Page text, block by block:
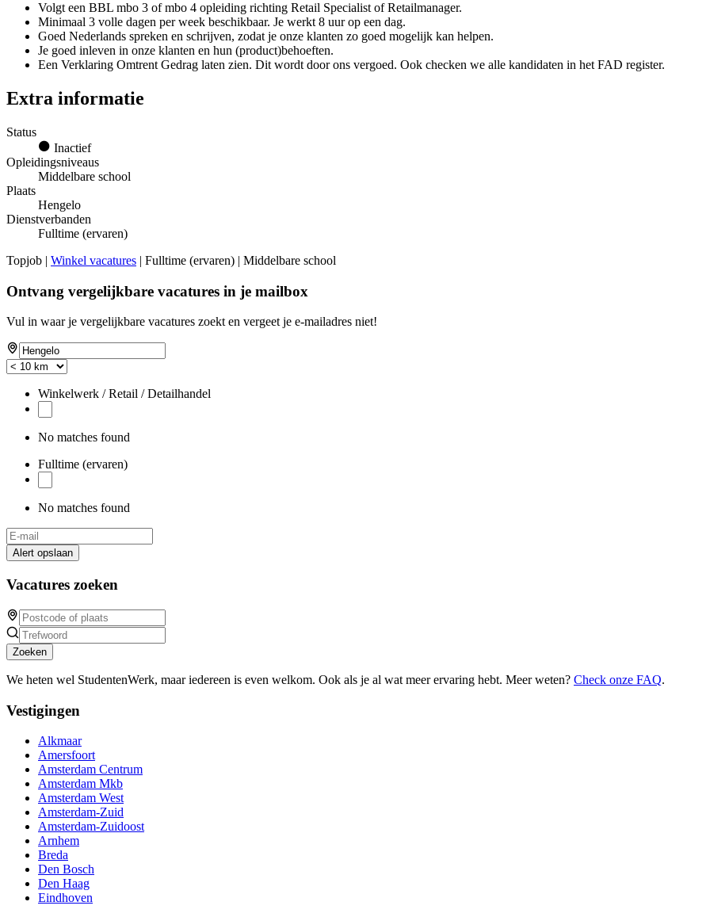
Volgt een BBL mbo 3 of mbo 4 opleiding richting Retail Specialist of Retailmanager.
Minimaal 3 volle dagen per week beschikbaar. Je werkt 8 uur op een dag.
Goed Nederlands spreken en schrijven, zodat je onze klanten zo goed mogelijk kan helpen.
Je goed inleven in onze klanten en hun (product)behoeften.
Een Verklaring Omtrent Gedrag laten zien. Dit wordt door ons vergoed. Ook checken we alle kandidaten in het FAD register.
Extra informatie
Status
Inactief
Opleidingsniveaus
Middelbare school
Plaats
Hengelo
Dienstverbanden
Fulltime (ervaren)
Topjob | Winkel vacatures | Fulltime (ervaren) | Middelbare school
Ontvang vergelijkbare vacatures in je mailbox
Vul in waar je vergelijkbare vacatures zoekt en vergeet je e-mailadres niet!
Winkelwerk / Retail / Detailhandel
No matches found
Fulltime (ervaren)
No matches found
Alert opslaan
Vacatures zoeken
Zoeken
We heten wel StudentenWerk, maar iedereen is even welkom. Ook als je al wat meer ervaring hebt. Meer weten? Check onze FAQ.
Vestigingen
Alkmaar
Amersfoort
Amsterdam Centrum
Amsterdam Mkb
Amsterdam West
Amsterdam-Zuid
Amsterdam-Zuidoost
Arnhem
Breda
Den Bosch
Den Haag
Eindhoven